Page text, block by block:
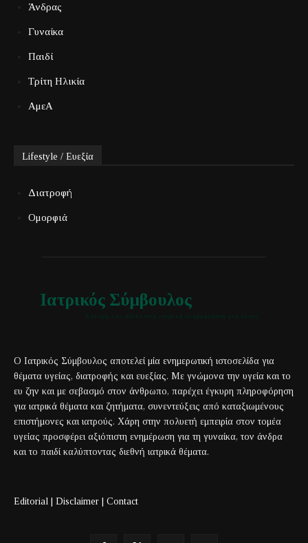
Άνδρας
Γυναίκα
Παιδί
Τρίτη Ηλικία
ΑμεΑ
Lifestyle / Ευεξία
Διατροφή
Ομορφιά
Ιατρικός Σύμβουλος
Ο Ιατρικός Σύμβουλος αποτελεί μία ενημερωτική ιστοσελίδα για
θέματα υγείας, διατροφής και ευεξίας. Με γνώμονα την υγεία και το
ευ ζην και με σεβασμό στον άνθρωπο, παρέχει έγκυρη πληροφόρηση
για ιατρικά θέματα και ζητήματα, συνεντεύξεις από καταξιωμένους
επιστήμονες και ιατρούς. Χάρη στην πολυετή εμπειρία στον τομέα
υγείας προσφέρει αξιόπιστη ενημέρωση για τη γυναίκα, τον άνδρα
και το παιδί καλύπτοντας διεθνή ιατρικά θέματα.
Editorial | Disclaimer | Contact